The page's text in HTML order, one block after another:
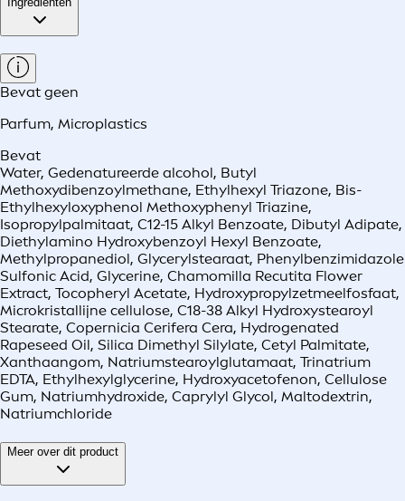
Bevat geen
Parfum, Microplastics
Bevat
Water, Gedenatureerde alcohol, Butyl
Methoxydibenzoylmethane, Ethylhexyl Triazone, Bis-
Ethylhexyloxyphenol Methoxyphenyl Triazine,
Isopropylpalmitaat, C12-15 Alkyl Benzoate, Dibutyl Adipate,
Diethylamino Hydroxybenzoyl Hexyl Benzoate,
Methylpropanediol, Glycerylstearaat, Phenylbenzimidazole
Sulfonic Acid, Glycerine, Chamomilla Recutita Flower
Extract, Tocopheryl Acetate, Hydroxypropylzetmeelfosfaat,
Microkristallijne cellulose, C18-38 Alkyl Hydroxystearoyl
Stearate, Copernicia Cerifera Cera, Hydrogenated
Rapeseed Oil, Silica Dimethyl Silylate, Cetyl Palmitate,
Xanthaangom, Natriumstearoylglutamaat, Trinatrium
EDTA, Ethylhexylglycerine, Hydroxyacetofenon, Cellulose
Gum, Natriumhydroxide, Caprylyl Glycol, Maltodextrin,
Natriumchloride
Meer over dit product